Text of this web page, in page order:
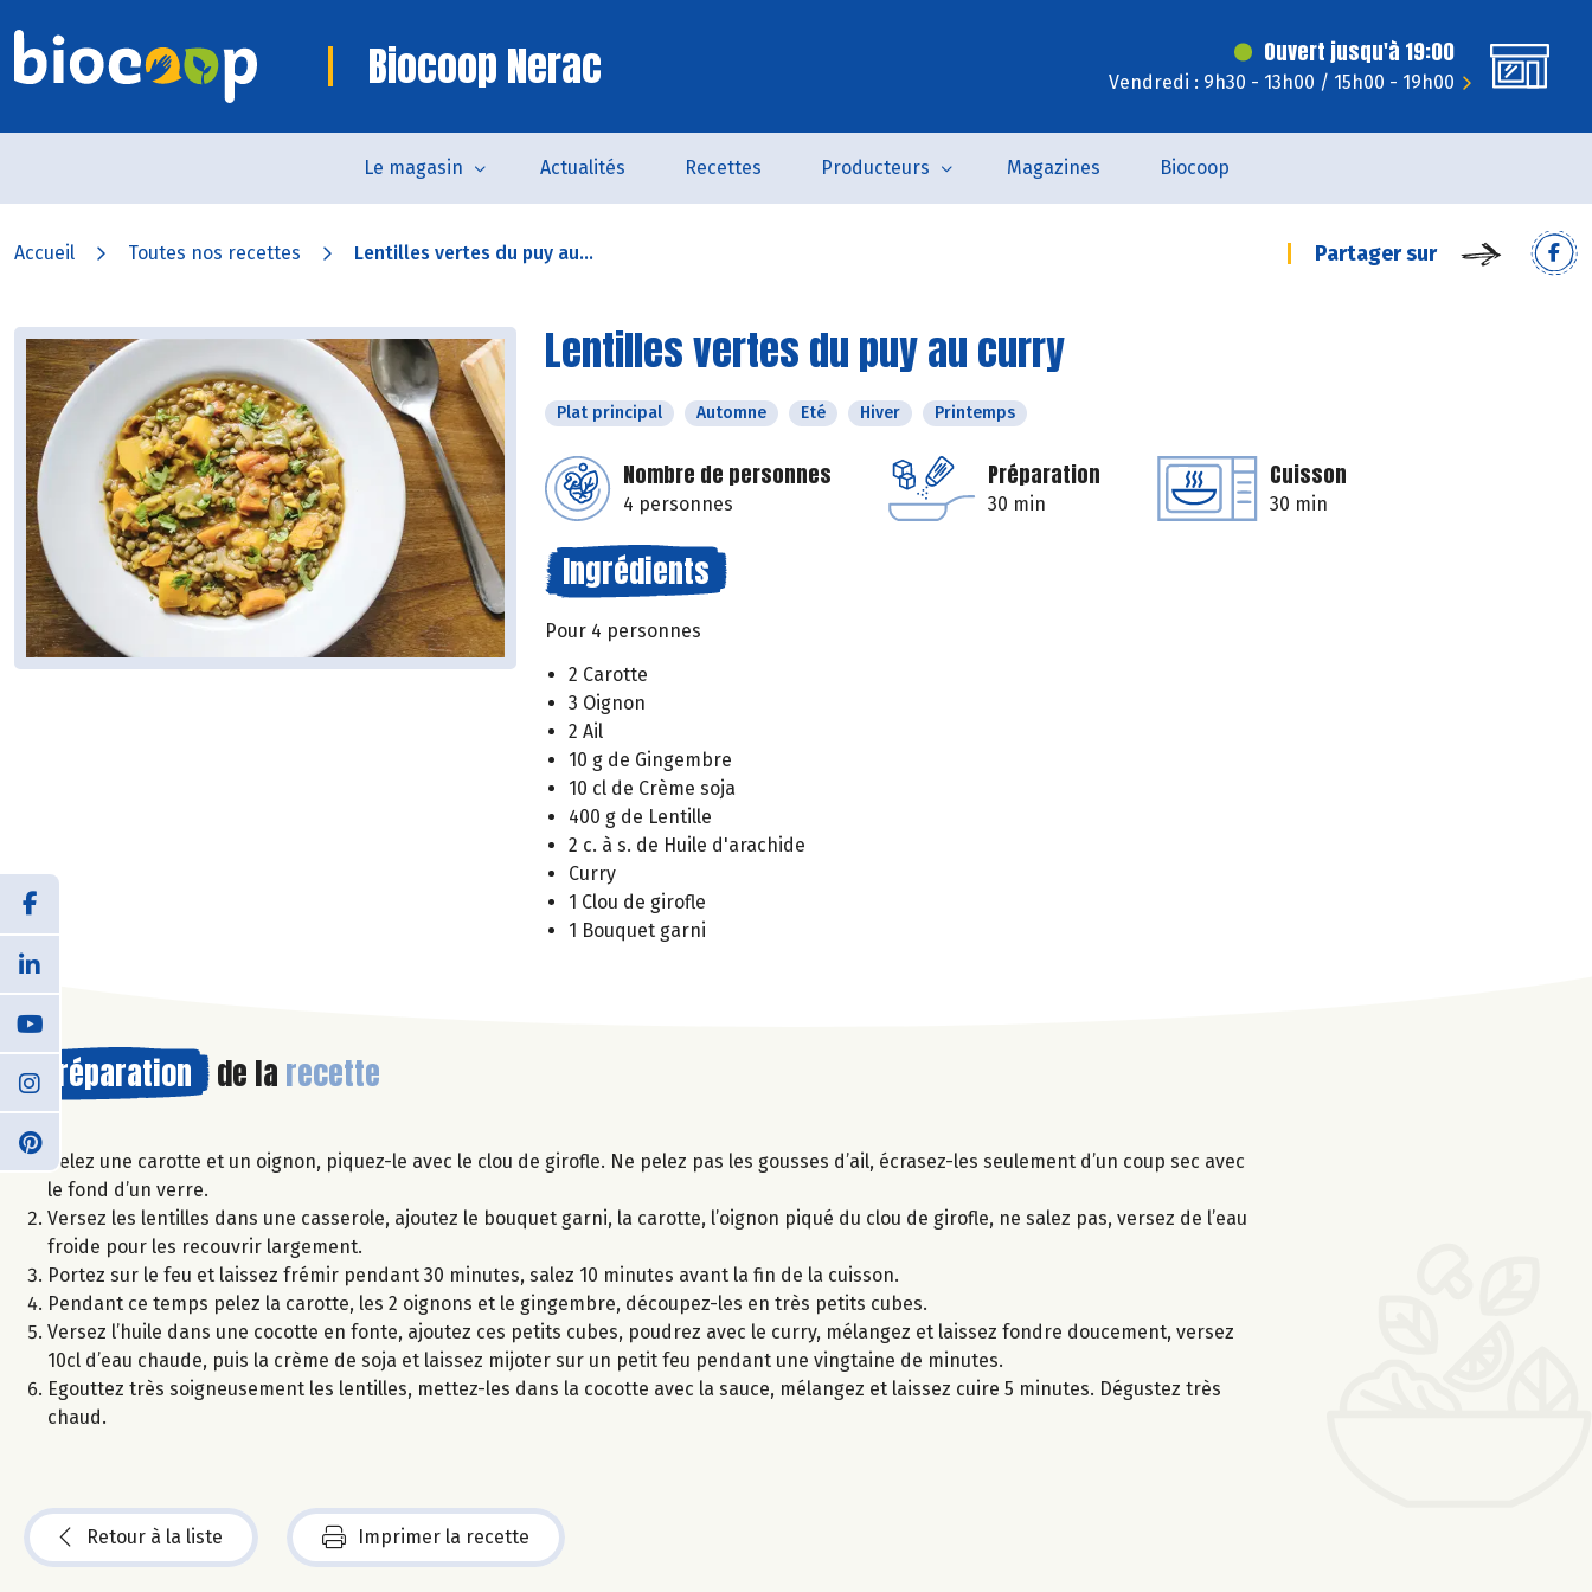
Biocoop Nerac Ouvert jusqu'à 19:00
Vendredi : 9h30 - 13h00 / 15h00 - 19h00
Le magasin Actualités Recettes Producteurs Magazines Biocoop
Accueil Toutes nos recettes Lentilles vertes du puy au... Partager sur
Lentilles vertes du puy au curry
Plat principal Automne Eté Hiver Printemps
Nombre de personnes
4 personnes
Préparation
30 min
Cuisson
30 min
Ingrédients
Pour 4 personnes
2 Carotte
3 Oignon
2 Ail
10 g de Gingembre
10 cl de Crème soja
400 g de Lentille
2 c. à s. de Huile d'arachide
Curry
1 Clou de girofle
1 Bouquet garni
Préparation de la recette
Pelez une carotte et un oignon, piquez-le avec le clou de girofle. Ne pelez pas les gousses d’ail, écrasez-les seulement d’un coup sec avec
le fond d’un verre.
Versez les lentilles dans une casserole, ajoutez le bouquet garni, la carotte, l’oignon piqué du clou de girofle, ne salez pas, versez de l’eau
froide pour les recouvrir largement.
Portez sur le feu et laissez frémir pendant 30 minutes, salez 10 minutes avant la fin de la cuisson.
Pendant ce temps pelez la carotte, les 2 oignons et le gingembre, découpez-les en très petits cubes.
Versez l’huile dans une cocotte en fonte, ajoutez ces petits cubes, poudrez avec le curry, mélangez et laissez fondre doucement, versez
10cl d’eau chaude, puis la crème de soja et laissez mijoter sur un petit feu pendant une vingtaine de minutes.
Egouttez très soigneusement les lentilles, mettez-les dans la cocotte avec la sauce, mélangez et laissez cuire 5 minutes. Dégustez très
chaud.
Retour à la liste Imprimer la recette